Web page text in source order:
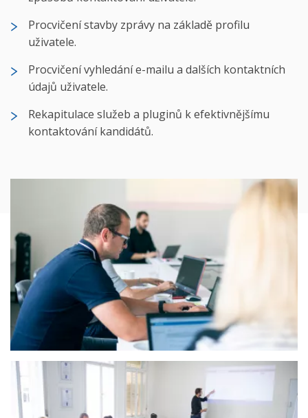
Procvičení stavby zprávy na základě profilu
uživatele.
Procvičení vyhledání e-mailu a dalších kontaktních
údajů uživatele.
Rekapitulace služeb a pluginů k efektivnějšímu
kontaktování kandidátů.